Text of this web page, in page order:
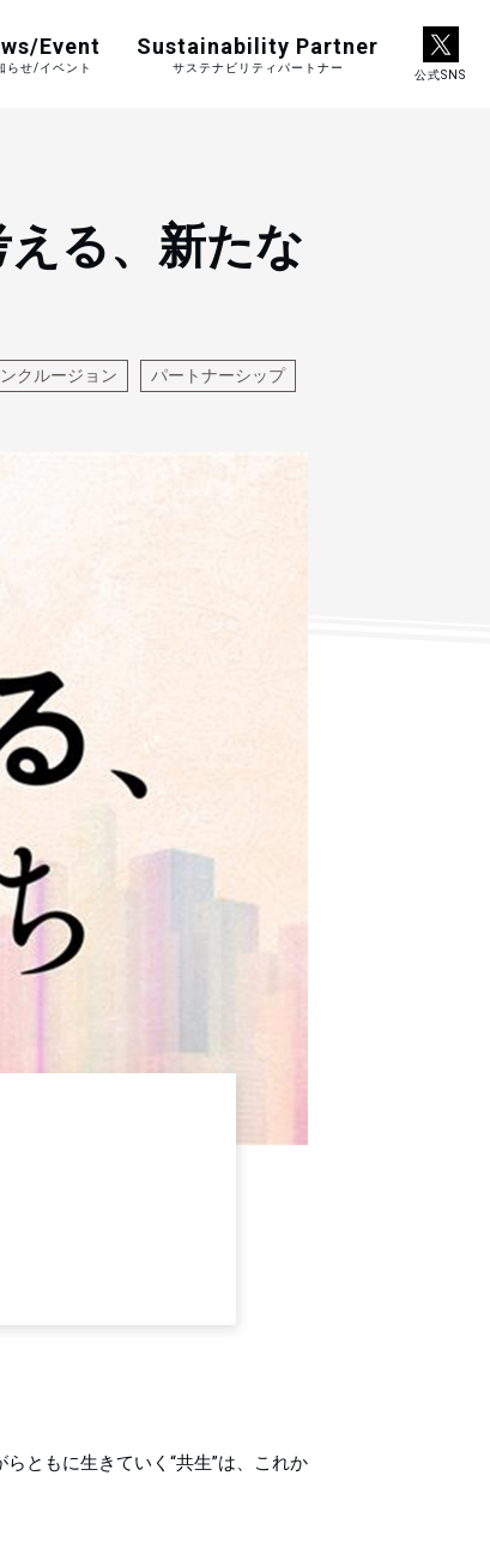
Event
らせ/イベント
Sustainability Partner
サステナビリティパートナー 公式SNS
る、新たな
クルージョン パートナーシップ
ともに生きていく“共生”は、これか